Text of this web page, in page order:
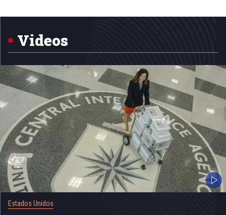
5
Videos
Estados Unidos